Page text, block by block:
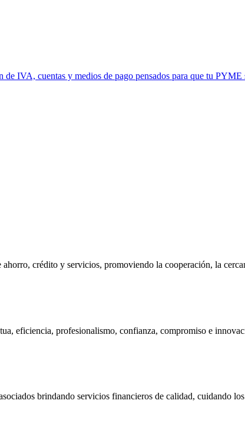
IVA, cuentas y medios de pago pensados para que tu PYME
crédito y servicios, promoviendo la cooperación, la
eficiencia, profesionalismo, confianza, compromiso e
brindando servicios financieros de calidad, cuidando